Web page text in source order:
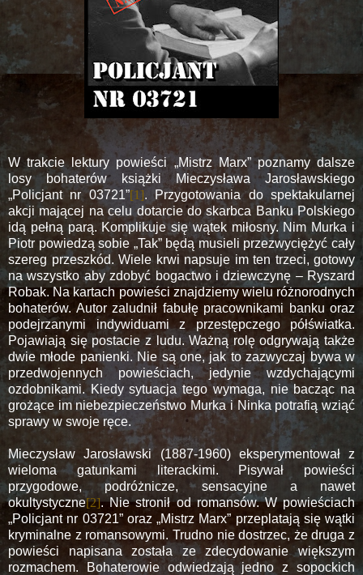
W trakcie lektury powieści „Mistrz Marx” poznamy dalsze
losy bohaterów książki Mieczysława Jarosławskiego
„Policjant nr03721”[1]. Przygotowania do spektakularnej
akcji mającej na celu dotarcie do skarbca Banku Polskiego
idą pełną parą. Komplikuje się wątek miłosny. Nim Murka i
Piotr powiedzą sobie „Tak” będą musieli przezwyciężyć cały
szereg przeszkód. Wiele krwi napsuje im ten trzeci, gotowy
na wszystko aby zdobyć bogactwo i dziewczynę – Ryszard
Robak. Na kartach powieści znajdziemy wielu różnorodnych
bohaterów. Autor zaludnił fabułę pracownikami banku oraz
podejrzanymi indywiduami z przestępczego półświatka.
Pojawiają się postacie z ludu. Ważną rolę odgrywają także
dwie młode panienki. Nie są one, jak to zazwyczaj bywa w
przedwojennych powieściach, jedynie wzdychającymi
ozdobnikami. Kiedy sytuacja tego wymaga, nie bacząc na
grożące im niebezpieczeństwo Murka i Ninka potrafią wziąć
sprawy w swoje ręce.
Mieczysław Jarosławski (1887-1960) eksperymentował z
wieloma gatunkami literackimi. Pisywał powieści
przygodowe, podróżnicze, sensacyjne a nawet
okultystyczne[2]. Nie stronił od romansów. W powieściach
„Policjant nr 03721”oraz „Mistrz Marx” przeplatają się wątki
kryminalne z romansowymi. Trudno nie dostrzec, że druga z
powieści napisana została ze zdecydowanie większym
rozmachem. Bohaterowie odwiedzają jedno z sopockich